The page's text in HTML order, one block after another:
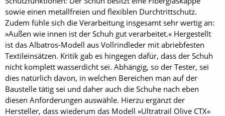
sowie einen metallfreien und flexiblen Durchtrittschutz.
Zudem fühle sich die Verarbeitung insgesamt sehr wertig an:
»Außen wie innen ist der Schuh gut verarbeitet.« Hergestellt
ist das Albatros-Modell aus Vollrindleder mit abriebfesten
Textileinsätzen. Kritik gab es hingegen dafür, dass der Schuh
nicht komplett wasserdicht sei. Abhängig, so der Tester, sei
dies natürlich davon, in welchen Bereichen man auf der
Baustelle tätig sei und daher auch die Schuhe nach eben
diesen Anforderungen auswähle. Hierzu ergänzt der
Hersteller, dass wiederum das Modell »Ultratrail Olive CTX«